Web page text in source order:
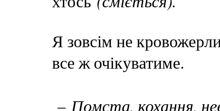
Я зовсім не
все ж очікуватиме.
– Помста, кохання,